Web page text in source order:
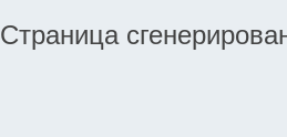
Страница